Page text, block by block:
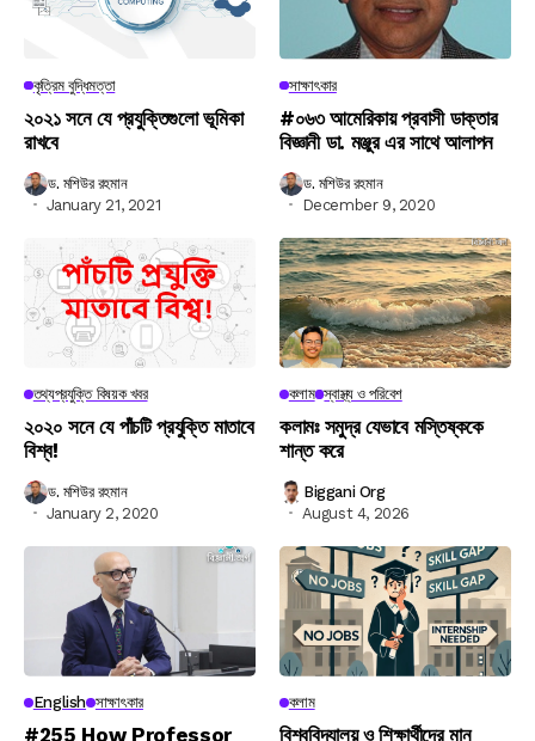
কৃত্রিম বুদ্ধিমত্তা
২০২১ সনে যে প্রযুক্তিগুলো ভূমিকা
রাখবে
ড. মশিউর রহমান
January 21, 2021
সাক্ষাৎকার
#০৬৩ আমেরিকায় প্রবাসী ডাক্তার
বিজ্ঞানী ডা. মঞ্জুর এর সাথে আলাপন
ড. মশিউর রহমান
December 9, 2020
তথ্যপ্রযুক্তি বিষয়ক খবর
২০২০ সনে যে পাঁচটি প্রযুক্তি মাতাবে
বিশ্ব!
ড. মশিউর রহমান
January 2, 2020
কলাম স্বাস্থ্য ও পরিবেশ
কলামঃ সমুদ্র যেভাবে মস্তিষ্ককে
শান্ত করে
Biggani Org
August 4, 2026
English সাক্ষাৎকার
#255 How Professor
কলাম
বিশ্ববিদ্যালয় ও শিক্ষার্থীদের মান